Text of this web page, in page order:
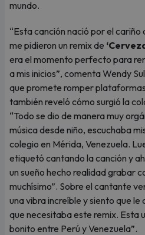
mundo.
“Esta canción nació por el
me pidieron un remix de
era el momento perfecto para
a mis inicios”, comenta Wendy
que promete romper
también reveló cómo surgió la
“Todo se dio de manera muy
música desde niño, escuchaba
colegio en Mérida, Venezuela.
etiquetó cantando la canción y
un sueño hecho realidad grabar
muchísimo”. Sobre el cantante
una vibra increíble y siento que
que necesitaba este remix. Esta
bonito entre Perú y Venezuela”.